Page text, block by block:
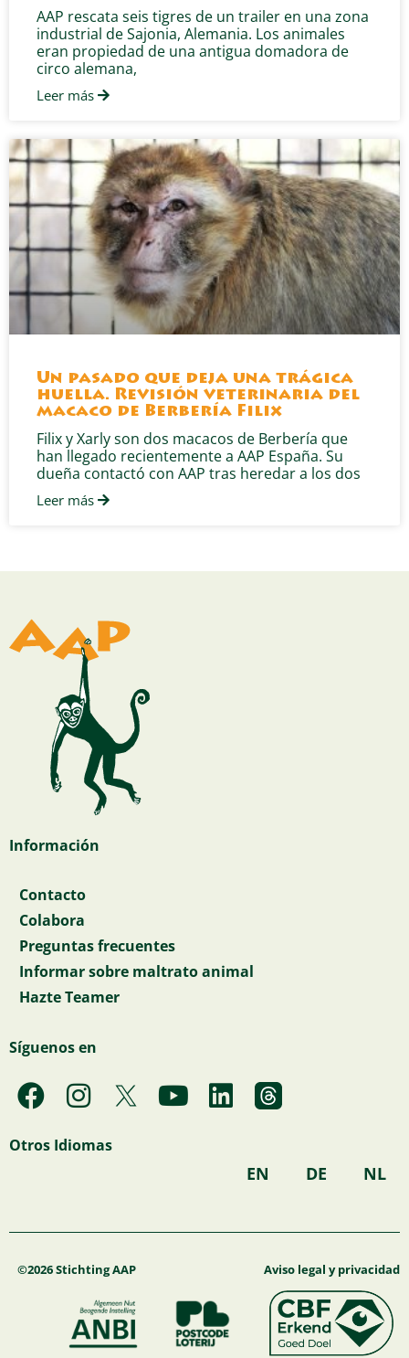
AAP rescata seis tigres de un trailer en una zona
industrial de Sajonia, Alemania. Los animales
eran propiedad de una antigua domadora de
circo alemana,
Leer más
Un pasado que deja una trágica
huella. Revisión veterinaria del
macaco de Berbería Filix
Filix y Xarly son dos macacos de Berbería que
han llegado recientemente a AAP España. Su
dueña contactó con AAP tras heredar a los dos
Leer más
Información
Contacto
Colabora
Preguntas frecuentes
Informar sobre maltrato animal
Hazte Teamer
Síguenos en
F
a
c
o
k
I
n
s
g
a
m
Y
o
b
L
i
d
Otros Idiomas
EN DE NL
©2026 Stichting AAP Aviso legal y privacidad